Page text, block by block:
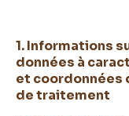
1. Informations
données à
et coordonnées
de traitement